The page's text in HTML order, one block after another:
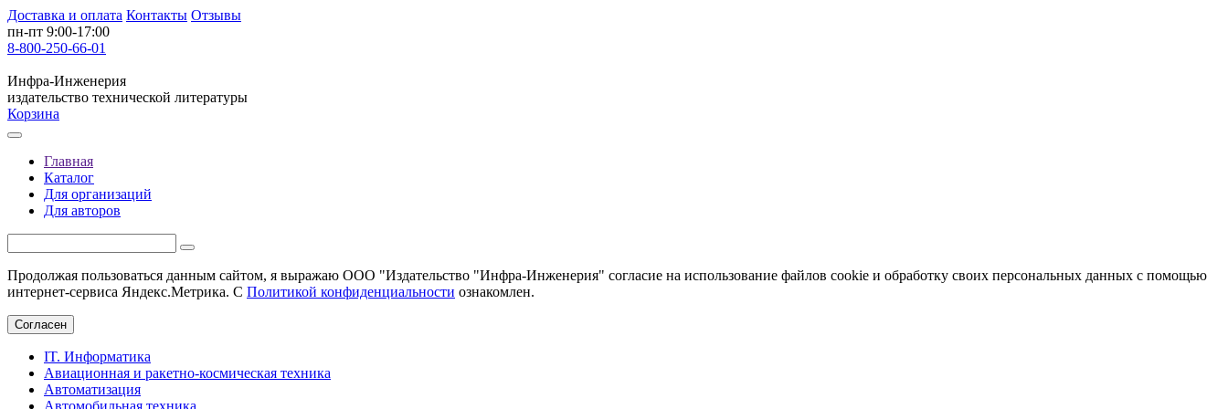
Доставка и оплата Контакты Отзывы
пн-пт 9:00-17:00
8-800-250-66-01
Инфра-Инженерия
издательство технической литературы
Корзина
Главная
Каталог
Для организаций
Для авторов
Продолжая пользоваться данным сайтом, я выражаю ООО "Издательство "Инфра-Инженерия" согласие на использование файлов cookie и обработку своих персональных данных с помощью
интернет-сервиса Яндекс.Метрика. С Политикой конфиденциальности ознакомлен.
Согласен
IT. Информатика
Авиационная и ракетно-космическая техника
Автоматизация
Автомобильная техника